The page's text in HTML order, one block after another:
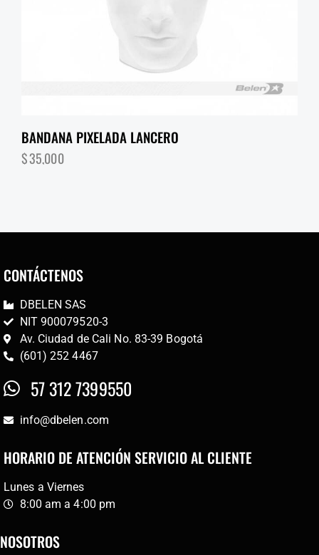
BANDANA PIXELADA LANCERO
$35,000
CONTÁCTENOS
DBELEN SAS
NIT 900079520-3
Av. Ciudad de Cali No. 83-39 Bogotá
(601) 252 4467
57 312 7399550
info@dbelen.com
HORARIO DE ATENCIÓN SERVICIO AL CLIENTE
Lunes a Viernes
8:00 am a 4:00 pm
NOSOTROS